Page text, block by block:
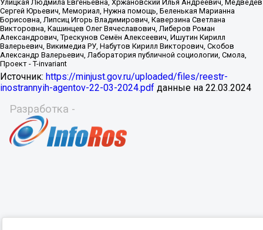
Источник: https://minjust.gov.ru/uploaded/files/reestr-
inostrannyih-agentov-22-03-2024.pdf данные на 22.03.2024
Разработка -